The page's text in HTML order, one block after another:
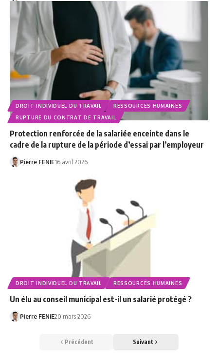
DROIT INDIVIDUEL DU TRAVAIL
RESSOURCES HUMAINES
RUPTURE DU CONTRAT DE TRAVAIL
Protection renforcée de la salariée enceinte dans le
cadre de la rupture de la période d’essai par l’employeur
Pierre FENIE16 avril 2026
DROIT INDIVIDUEL DU TRAVAIL RESSOURCES HUMAINES
Un élu au conseil municipal est-il un salarié protégé ?
Pierre FENIE20 mars 2026
Précédent Suivant